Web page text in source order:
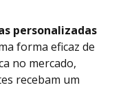
personalizadas
forma eficaz de
no mercado,
recebam um